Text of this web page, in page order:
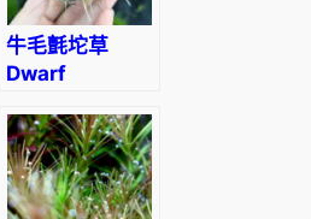
牛毛氈坨草
Dwarf
(Eleocharis
‘parvula’)